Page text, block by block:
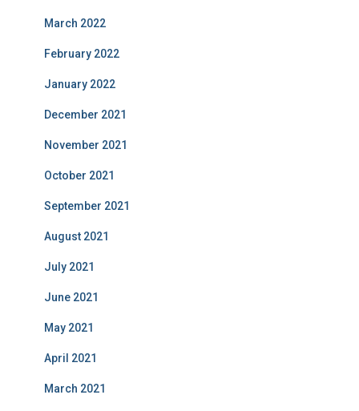
March 2022
February 2022
January 2022
December 2021
November 2021
October 2021
September 2021
August 2021
July 2021
June 2021
May 2021
April 2021
March 2021